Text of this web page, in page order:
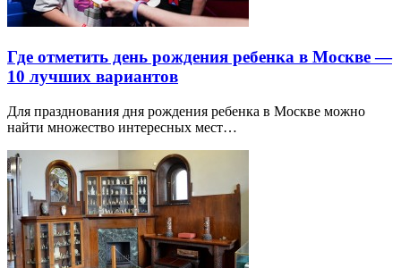
Где отметить день рождения ребенка в Москве —
10 лучших вариантов
Для празднования дня рождения ребенка в Москве можно
найти множество интересных мест…